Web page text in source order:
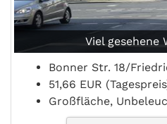
Viel gesehene
Bonner Str. 18/
51,66 EUR
Großfläche,